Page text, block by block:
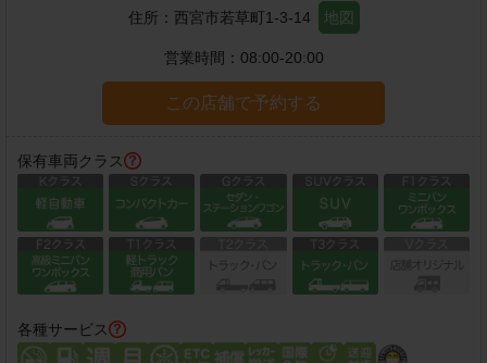
住所： 西宮市若草町1-3-14 地図
営業時間： 08:00-20:00
この店舗で予約する
保有車両クラス
各種サービス